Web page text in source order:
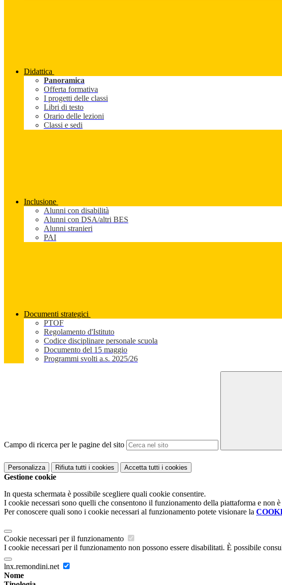
Didattica
Panoramica
Offerta formativa
I progetti delle classi
Libri di testo
Orario delle lezioni
Classi e sedi
Inclusione
Alunni con disabilità
Alunni con DSA/altri BES
Alunni stranieri
PAI
Documenti strategici
PTOF
Regolamento d'Istituto
Codice disciplinare personale scuola
Documento del 15 maggio
Programmi svolti a.s. 2025/26
Campo di ricerca per le pagine del sito
Personalizza Rifiuta tutti i cookies Accetta tutti i cookies
Gestione cookie
In questa schermata è possibile scegliere quali cookie consentire.
I cookie necessari sono quelli che consentono il funzionamento della piattaforma e non
Per conoscere quali sono i cookie necessari al funzionamento potete visionare la
Cookie necessari per il funzionamento
I cookie necessari per il funzionamento non possono essere disabilitati. È possibile
lnx.remondini.net
Nome